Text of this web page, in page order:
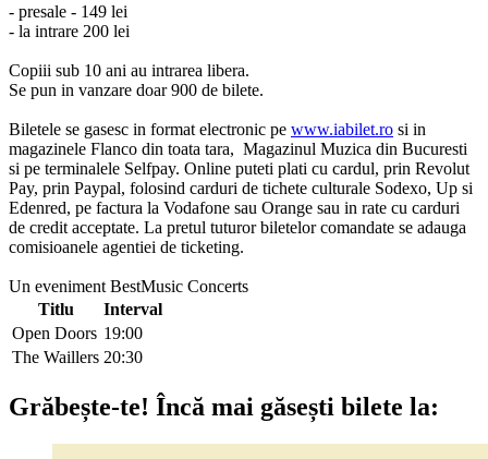
- presale - 149 lei
- la intrare 200 lei
Copiii sub 10 ani au intrarea libera.
Se pun in vanzare doar 900 de bilete.
Biletele se gasesc in format electronic pe www.iabilet.ro si in
magazinele Flanco din toata tara, Magazinul Muzica din Bucuresti
si pe terminalele Selfpay. Online puteti plati cu cardul, prin Revolut
Pay, prin Paypal, folosind carduri de tichete culturale Sodexo, Up si
Edenred, pe factura la Vodafone sau Orange sau in rate cu carduri
de credit acceptate. La pretul tuturor biletelor comandate se adauga
comisioanele agentiei de ticketing.
Un eveniment BestMusic Concerts
Titlu
Interval
Open Doors 19:00
The Waillers 20:30
Grăbește-te! Încă mai găsești bilete la: